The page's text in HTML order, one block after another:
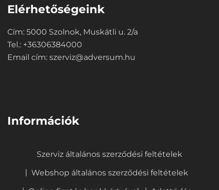
Elérhetőségeink
Cím: 5000 Szolnok, Muskátli u. 2/a
Tel.: +36306384000
Email cím: szerviz@adversum.hu
Információk
Szerviz általános szerződési feltételek
Webshop általános szerződési feltételek